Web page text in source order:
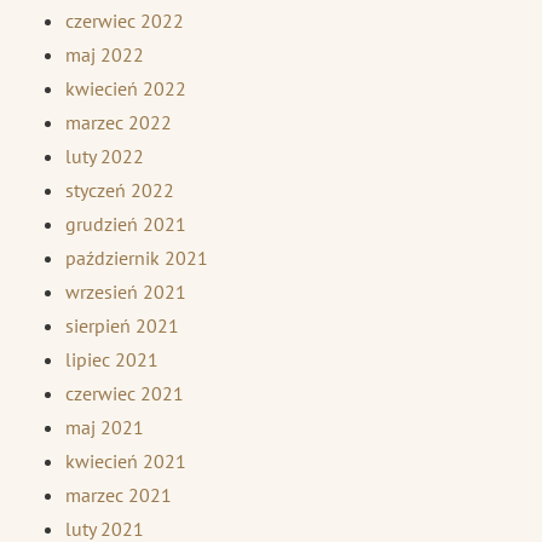
czerwiec 2022
maj 2022
kwiecień 2022
marzec 2022
luty 2022
styczeń 2022
grudzień 2021
październik 2021
wrzesień 2021
sierpień 2021
lipiec 2021
czerwiec 2021
maj 2021
kwiecień 2021
marzec 2021
luty 2021